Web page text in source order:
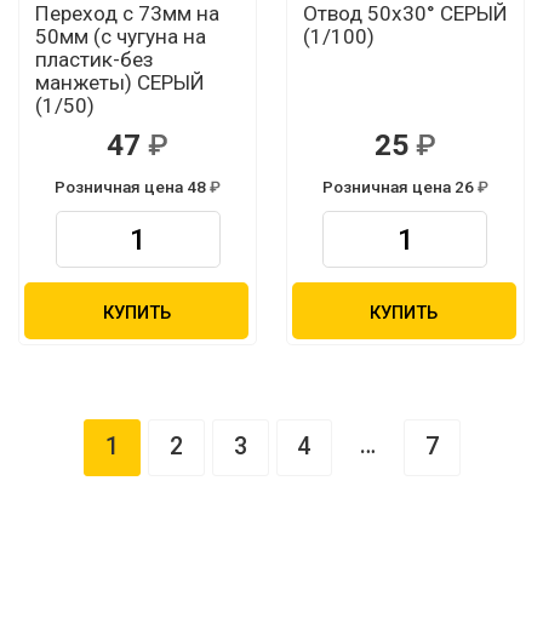
Переход с 73мм на
50мм (с чугуна на
пластик-без
манжеты) СЕРЫЙ
(1/50)
47
Розничная цена 48
КУПИТЬ
Отвод 50х30° СЕРЫЙ
(1/100)
25
Розничная цена 26
КУПИТЬ
1 2 3 4 … 7